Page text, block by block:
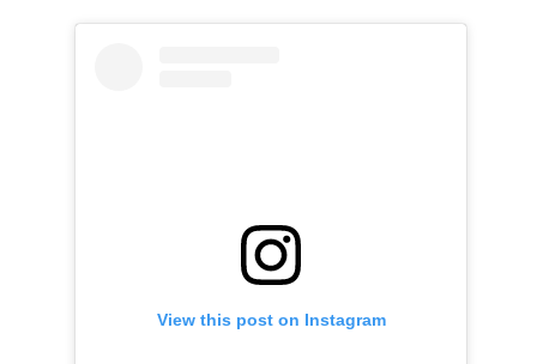
View this post on Instagram